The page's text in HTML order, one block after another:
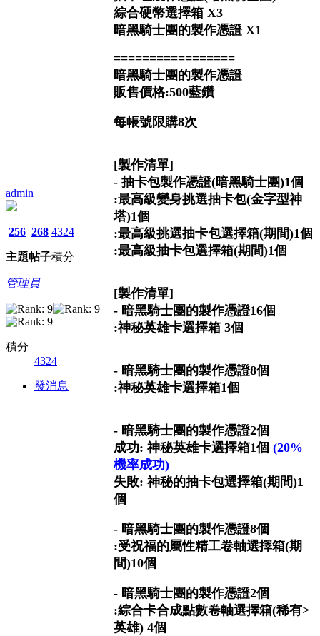
admin
256
主題
268
帖子
4324
積分
管理員
積分
4324
發消息
綜合硬幣選擇箱 X3
暗黑騎士團的製作憑證 X1
=================
暗黑騎士團的製作憑證
販售價格:500藍鑽
每帳號限購8次
[製作清單]
- 抽卡包製作憑證(暗黑騎士團)1個
:最高級變身挑選抽卡包(金字型神
塔)1個
:最高級挑選抽卡包選擇箱(期間)1個
:最高級抽卡包選擇箱(期間)1個
[製作清單]
- 暗黑騎士團的製作憑證16個
:神秘英雄卡選擇箱 3個
- 暗黑騎士團的製作憑證8個
:神秘英雄卡選擇箱1個
- 暗黑騎士團的製作憑證2個
成功: 神秘英雄卡選擇箱1個 (20%
機率成功)
失敗: 神秘的抽卡包選擇箱(期間)1
個
- 暗黑騎士團的製作憑證8個
:受祝福的屬性精工卷軸選擇箱(期
間)10個
- 暗黑騎士團的製作憑證2個
:綜合卡合成點數卷軸選擇箱(稀有>
英雄) 4個